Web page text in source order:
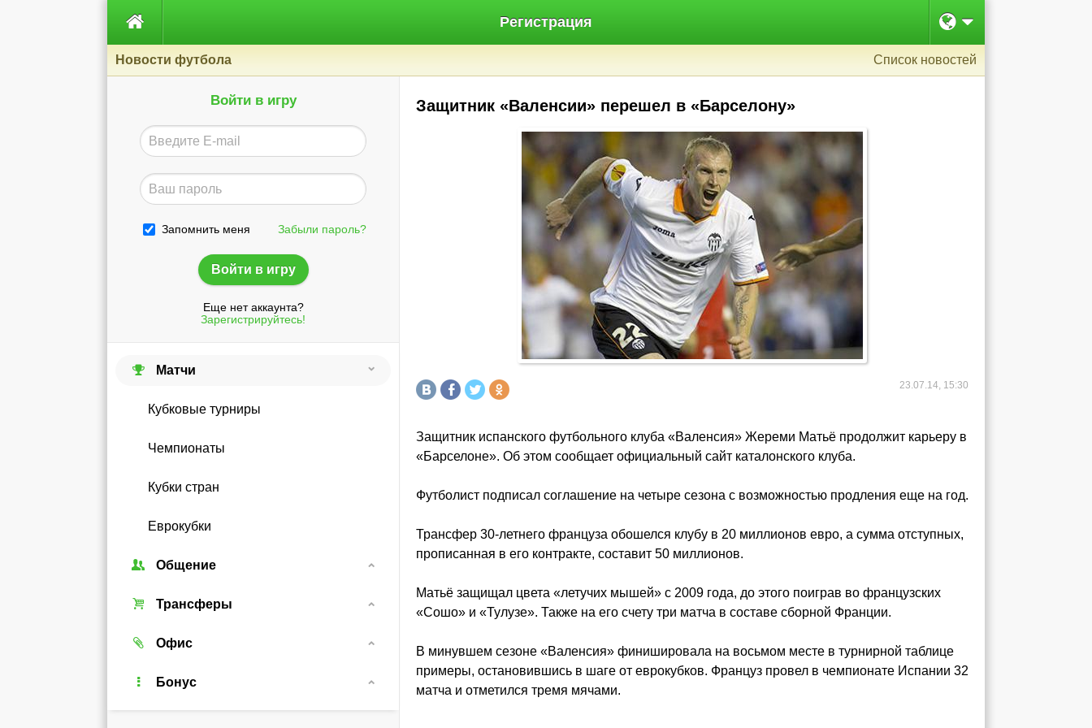
 Регистрация
Новости футбола Список новостей
Войти в игру
Запомнить меня Забыли пароль?
Еще нет аккаунта?
Зарегистрируйтесь!
Матчи
Кубковые турниры
Чемпионаты
Кубки стран
Еврокубки
Общение
Союзы
Форум
Чат
Трансферы
Трансферный рынок
Реальные игроки
Офис
Легенды
Бонус
Защитник «Валенсии» перешел в «Барселону»
23.07.14, 15:30
Защитник испанского футбольного клуба «Валенсия» Жереми Матьё продолжит карьеру в
«Барселоне». Об этом сообщает официальный сайт каталонского клуба.
Футболист подписал соглашение на четыре сезона с возможностью продления еще на год.
Трансфер 30-летнего француза обошелся клубу в 20 миллионов евро, а сумма отступных,
прописанная в его контракте, составит 50 миллионов.
Матьё защищал цвета «летучих мышей» с 2009 года, до этого поиграв во французских
«Сошо» и «Тулузе». Также на его счету три матча в составе сборной Франции.
В минувшем сезоне «Валенсия» финишировала на восьмом месте в турнирной таблице
примеры, остановившись в шаге от еврокубков. Француз провел в чемпионате Испании 32
матча и отметился тремя мячами.